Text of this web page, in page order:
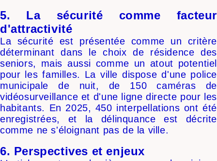
5. La sécurité comme facteur
d'attractivité
La sécurité est présentée comme un critère
déterminant dans le choix de résidence des
seniors, mais aussi comme un atout potentiel
pour les familles. La ville dispose d'une police
municipale de nuit, de 150 caméras de
vidéosurveillance et d'une ligne directe pour les
habitants. En 2025, 450 interpellations ont été
enregistrées, et la délinquance est décrite
comme ne s'éloignant pas de la ville.
6. Perspectives et enjeux